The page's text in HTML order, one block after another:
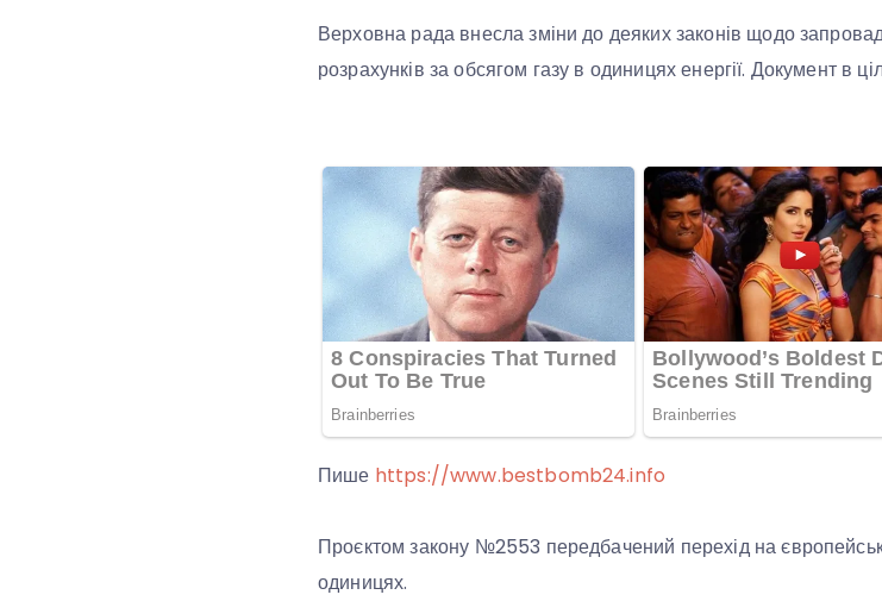
Верховна рада внесла зміни до деяких законів щодо
розрахунків за обсягом газу в одиницях енергії. Документ в
Пише https://www.bestbomb24.info
Проєктом закону №2553 передбачений перехід на
одиницях.